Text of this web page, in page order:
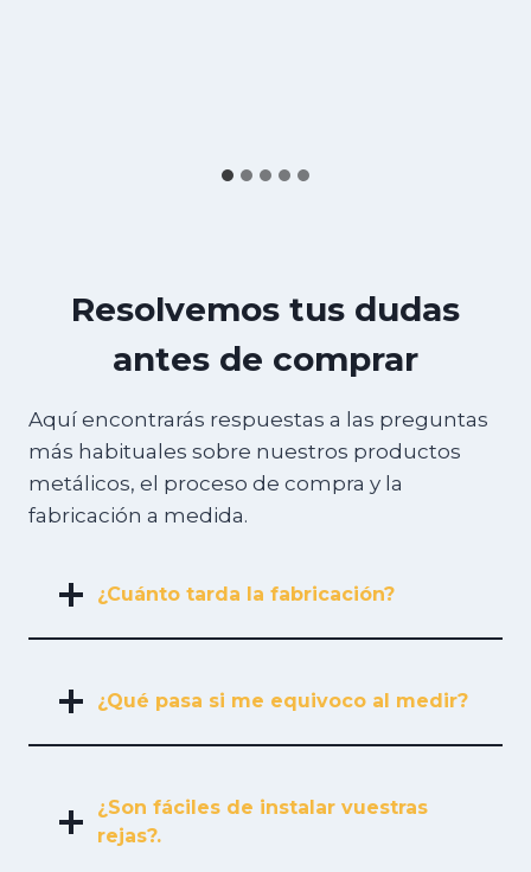
Resolvemos tus dudas
antes de comprar
Aquí encontrarás respuestas a las preguntas
más habituales sobre nuestros productos
metálicos, el proceso de compra y la
fabricación a medida.
¿Cuánto tarda la fabricación?
¿Qué pasa si me equivoco al medir?
¿Son fáciles de instalar vuestras
rejas?.